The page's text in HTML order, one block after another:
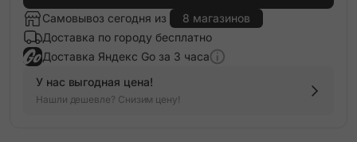
Самовывоз сегодня из
8 магазинов
Доставка по городу бесплатно
Доставка Яндекс Go за 3 часа
У нас выгодная цена!
Нашли дешевле? Снизим цену!